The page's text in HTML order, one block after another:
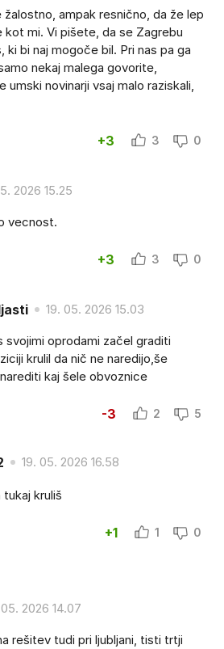
ampak resnično, da že lep
kot mi. Vi pišete, da se Zagrebu
bi naj mogoče bil. Pri nas pa ga
nekaj malega govorite,
umski novinarji vsaj malo raziskali,
+3 3 0
2026 15.25
vecnost.
+3 3 0
19. 05. 2026 15.03
svojimi oprodami začel graditi
krulil da nič ne naredijo,še
kaj šele obvoznice
-3 2 5
19. 05. 2026 16.58
tukaj kruliš
+1 1 0
2026 14.07
rešitev tudi pri ljubljani, tisti trtji